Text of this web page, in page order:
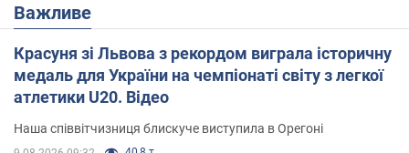
Важливе
Красуня зі Львова з рекордом виграла історичну
медаль для України на чемпіонаті світу з легкої
атлетики U20. Відео
Наша співвітчизниця блискуче виступила в Орегоні